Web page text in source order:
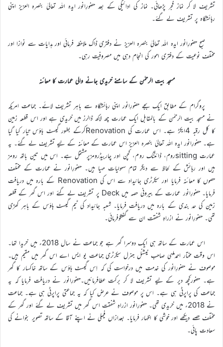
تشریف لا کر نماز فجر پڑھائی۔ نماز کی ادائیگی کے بعد حضورِانور ایدہ اللہ تعالیٰ بنصرہ العزیز اپنی
رہائشگاہ پر تشریف لے گئے۔
صبح حضورِانور ایدہ اللہ تعالیٰ بنصرہ العزیز نے دفتری ڈاک ملاحظہ فرمائی اور ہدایات سے نوازا اور
مختلف نوعیت کے دفتری امور کی انجام دہی میں مصروفیت رہی۔
مسجد بیت الرحمٰن کے سامنے خریدی جانے والی عمارت کا معائنہ
پروگرام کے مطابق ایک بجے حضورِانور اپنی رہائشگاہ سے باہر تشریف لائے۔ جماعت امریکہ
نے مسجد بیت الرحمٰن کے بالمقابل ایک عمارت چھ لاکھ ڈالرز میں خریدی ہے اور اس قطعہ زمین
کا کل رقبہ 4ایکڑ ہے۔ اس عمارت کی Renovationکرکے بطور گیسٹ ہاؤس تیار کیا گیا
ہے۔ حضورِانور ایدہ اللہ تعالیٰ بنصرہ العزیز اس عمارت کے معائنہ کے لیے تشریف لے گئے۔ یہ
عمارت sittingروم، ڈائننگ روم، کچن اور چاربیڈرومزپرمشتمل ہے۔ اس میں تین باتھ رومز
ہیں اور رہائش کے لحاظ سے دیگر تمام سہولیات مہیا ہیں۔ حضورِانور نے عمارت کے مختلف
حصوں کا معائنہ فرمایا اور سیکرٹری جائیداد سے اس کی Renovation کے بارہ میں دریافت
فرمایا۔ حضورِانور عمارت کے بیرونی حصہ میں Deck پر تشریف لے گئے اور اس گھر کے قطعہ
زمین کی حد بندی کے بارہ میں دریافت فرمایا۔ شعبہ جائیداد کی ٹیم گیسٹ ہاؤس کے باہر کھڑی
تھی۔ حضورِانور نے ازراہِ شفقت ان سے گفتگوفرمائی۔
اس عمارت کے ساتھ ہی ایک دوسرا گھر ہے جو جماعت نے سال 2018ء میں خریدا تھا۔
اس وقت مختار احمدملہی صاحب نیشنل جنرل سیکرٹری جماعت یو ایس اے اس گھر میں مقیم ہیں۔
موصوف نے حضورِانور کی خدمت میں درخواست کی کہ اِس گیسٹ ہاؤس کے ساتھ خاکسار کا گھر
ہے۔ حضورکچھ دیر کے لیے تشریف لا کر برکت عطافرمائیں۔حضورِانور نے دریافت فرمایا کہ یہ
جماعت کی پراپرٹی ہی ہے۔ اس پر موصوف نے عرض کیا کہ یہ جماعتی پراپرٹی ہی ہے۔ جماعت
نے 2018ء میں خریدی تھی۔ حضورِانور ازراہِ شفقت اس گھر میں تشریف لے گئے اور گھر کے
مختلف حصے دیکھے اور خوشی کا اظہار فرمایا۔ بعدازاں فیملی نے اپنے آقا کے ساتھ تصویر بنوانے کی
سعادت پائی۔